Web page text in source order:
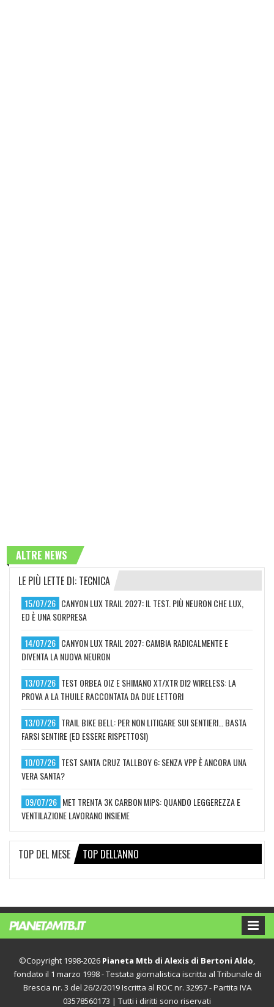
ALTRE NEWS
LE PIÙ LETTE DI: TECNICA
15/07/26 CANYON LUX TRAIL 2027: IL TEST. PIÙ NEURON CHE LUX,
ED È UNA SORPRESA
14/07/26 CANYON LUX TRAIL 2027: CAMBIA RADICALMENTE E
DIVENTA LA NUOVA NEURON
13/07/26 TEST ORBEA OIZ E SHIMANO XT/XTR DI2 WIRELESS: LA
PROVA A LA THUILE RACCONTATA DA DUE LETTORI
13/07/26 TRAIL BIKE BELL: PER NON LITIGARE SUI SENTIERI… BASTA
FARSI SENTIRE (ED ESSERE RISPETTOSI)
10/07/26 TEST SANTA CRUZ TALLBOY 6: SENZA VPP È ANCORA UNA
VERA SANTA?
09/07/26 MET TRENTA 3K CARBON MIPS: QUANDO LEGGEREZZA E
VENTILAZIONE LAVORANO INSIEME
TOP DEL MESE TOP DELL'ANNO
©Copyright 1998-2026 Pianeta Mtb di Alexis di Bertoni Aldo
fondato il 1 marzo 1998 - Testata giornalistica iscritta al Tribunale di
Brescia nr. 3 del 26/2/2019 Iscritta al ROC nr. 32957 - Partita IVA
03578560173 | Tutti i diritti sono riservati